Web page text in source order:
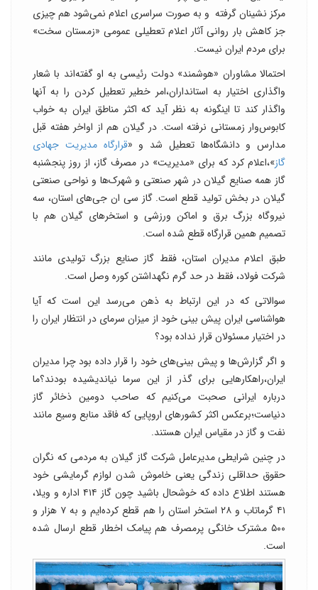
مرکز نشینان گرفته و به صورت سراسری اعلام نمی‌شود هم چیزی
جز کاهش بار روانی آثار اعلام تعطیلی عمومی «زمستان سخت»
برای مردم ایران نیست.
احتمالا مشاوران «هوشمند» دولت رئیسی به او گفته‌اند با شعار
واگذاری اختیار به استانداران،امر خطیر تعطیل کردن را به آنها
واگذار کند تا اینگونه به نظر آید که اکثر مناطق ایران به خواب
کابوس‌وار زمستانی نرفته است. در گیلان هم از اواخر هفته قبل
مدارس و دانشگاه‌ها تعطیل شد و «قرارگاه مدیریت جهادی
گاز»،اعلام کرد که برای «مدیریت» در مصرف گاز، از روز پنجشنبه
گاز همه صنایع گیلان در شهر صنعتی و شهرک‌ها و نواحی صنعتی
گیلان در بخش تولید قطع است. گاز سی ان جی‌های استان، سه
نیروگاه بزرگ برق و اماکن ورزشی و استخر‌های گیلان هم با
تصمیم همین قرارگاه قطع شده است.
طبق اعلام مدیران استان، فقط گاز صنایع بزرگ تولیدی مانند
شرکت فولاد، فقط در حد گرم نگهداشتن کوره وصل است.
سوالاتی که در این ارتباط به ذهن می‌رسد این است که آیا
هواشناسی ایران پیش بینی خود از میزان سرمای در انتظار ایران را
در اختیار مسئولان قرار نداده بود؟
و اگر گزارش‌ها و پیش بینی‌های خود را قرار داده بود چرا مدیران
ایران،راهکارهایی برای گذر از این سرما نیاندیشیده بودند؟ما
درباره ایرانی صحبت می‌کنیم که صاحب دومین ذخائر‌ گاز
دنیاست؛برعکس اکثر کشورهای اروپایی که فاقد منابع وسیع مانند
نفت و گاز در مقیاس ایران هستند.
در چنین شرایطی مدیرعامل شرکت گاز گیلان به مردمی که نگران
حقوق حداقلی زندگی یعنی خاموش شدن لوازم گرمایشی خود
هستند اطلاع داده که خوشحال باشید چون گاز ۴۱۴ اداره و ویلا،
۴۱ گرماتاب و ۲۸ استخر استان را هم قطع کرده‌ایم و به ۷ هزار و
۵۰۰ مشترک خانگی پرمصرف هم پیامک اخطار قطع ارسال شده
است.